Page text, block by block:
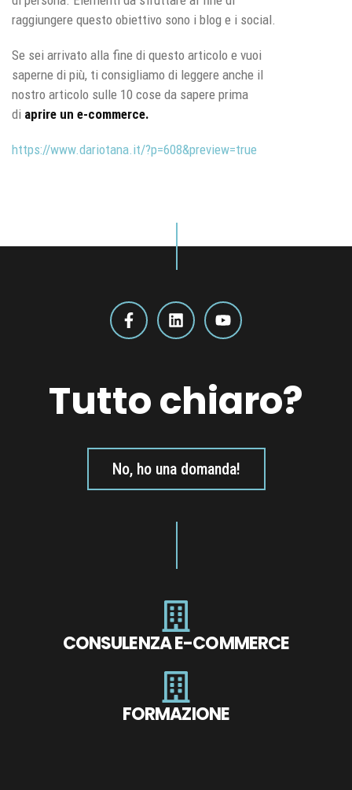
raggiungere questo obiettivo sono i blog e i social.
Se sei arrivato alla fine di questo articolo e vuoi
saperne di più, ti consigliamo di leggere anche il
nostro articolo sulle 10 cose da sapere prima
di aprire un e-commerce.
https://www.dariotana.it/?p=608&preview=true
Tutto chiaro?
No, ho una domanda!
CONSULENZA E-COMMERCE
FORMAZIONE